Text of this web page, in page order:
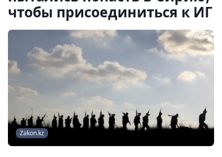
чтобы присоединиться к ИГ
Zakon.kz